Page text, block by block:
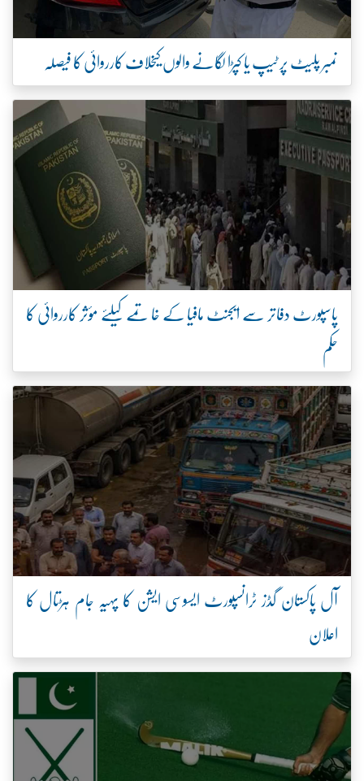
نمبر پلیٹ پر ٹیپ یا کپڑا لگانے والوں کیخلاف کارروائی کا فیصلہ
پاسپورٹ دفاتر سے ایجنٹ مافیا کے خاتمے کیلئے مؤثر کارروائی کا
حکم
آل پاکستان گڈز ٹرانسپورٹ ایسوسی ایشن کا پہیہ جام ہڑتال کا
اعلان